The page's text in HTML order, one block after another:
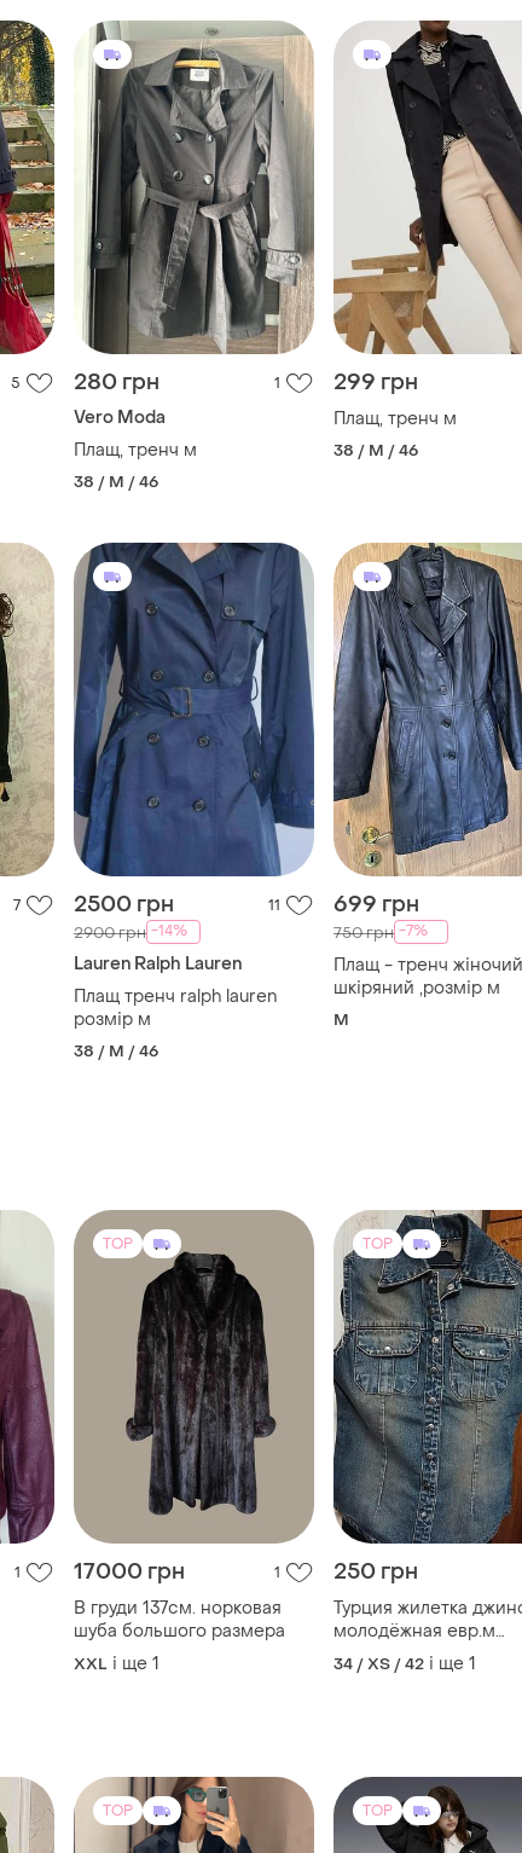
5 280 грн
Vero Moda
Плащ, тренч м
38 / M / 46
299 грн
Плащ, тренч м
38 / M / 46
7 2500 грн 11
2900 грн
Lauren Ralph Lauren
Плащ тренч ralph lauren
розмір м
38 / M / 46
699 грн
750 грн -7%
Плащ - тренч жіночий ,
шкіряний ,розмір м
M
1 17000 грн 1
В груди 137см. норковая
шуба большого размера
XXL 1
250 грн
Турция жилетка джинсовая
молодёжная евр.м
маломерит на s -xs
34 / XS / 42 і ще 1
TOP TOP